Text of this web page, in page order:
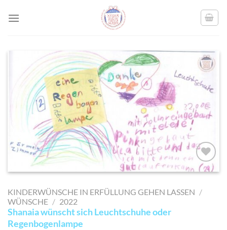
AUF MEINE
SETZEN
KINDERWÜNSCHE IN ERFÜLLUNG GEHEN LASSEN /
WÜNSCHE / 2022
Shanaia wünscht sich Leuchtschuhe oder
Regenbogenlampe